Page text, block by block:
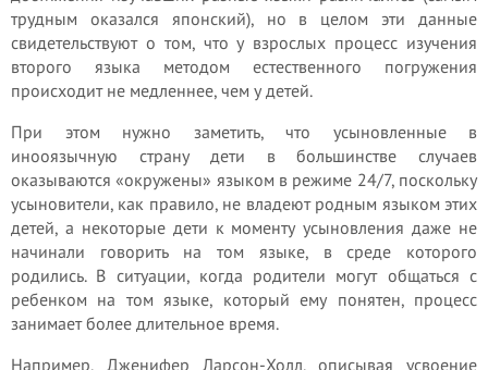
трудным оказался японский), но в целом эти данные
свидетельствуют о том, что у взрослых процесс изучения
второго языка методом естественного погружения
происходит не медленнее, чем у детей.
При этом нужно заметить, что усыновленные в
инооязычную страну дети в большинстве случаев
оказываются «окружены» языком в режиме 24/7, поскольку
усыновители, как правило, не владеют родным языком этих
детей, а некоторые дети к моменту усыновления даже не
начинали говорить на том языке, в среде которого
родились. В ситуации, когда родители могут общаться с
ребенком на том языке, который ему понятен, процесс
занимает более длительное время.
Например, Дженифер Ларсон-Холл, описывая усвоение